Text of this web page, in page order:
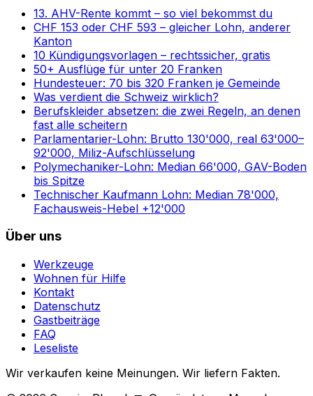
13. AHV-Rente kommt – so viel bekommst du
CHF 153 oder CHF 593 – gleicher Lohn, anderer
Kanton
10 Kündigungsvorlagen – rechtssicher, gratis
50+ Ausflüge für unter 20 Franken
Hundesteuer: 70 bis 320 Franken je Gemeinde
Was verdient die Schweiz wirklich?
Berufskleider absetzen: die zwei Regeln, an denen
fast alle scheitern
Parlamentarier-Lohn: Brutto 130'000, real 63'000–
92'000, Miliz-Aufschlüsselung
Polymechaniker-Lohn: Median 66'000, GAV-Boden
bis Spitze
Technischer Kaufmann Lohn: Median 78'000,
Fachausweis-Hebel +12'000
Über uns
Werkzeuge
Wohnen für Hilfe
Kontakt
Datenschutz
Gastbeiträge
FAQ
Leseliste
Wir verkaufen keine Meinungen. Wir liefern Fakten.